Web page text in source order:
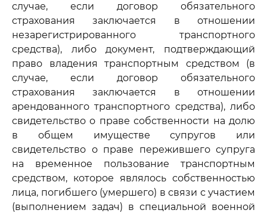
случае, если договор обязательного
страхования заключается в отношении
незарегистрированного транспортного
средства), либо документ, подтверждающий
право владения транспортным средством (в
случае, если договор обязательного
страхования заключается в отношении
арендованного транспортного средства), либо
свидетельство о праве собственности на долю
в общем имуществе супругов или
свидетельство о праве пережившего супруга
на временное пользование транспортным
средством, которое являлось собственностью
лица, погибшего (умершего) в связи с участием
(выполнением задач) в специальной военной